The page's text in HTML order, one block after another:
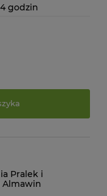
godzin
Pralek i
Almawin